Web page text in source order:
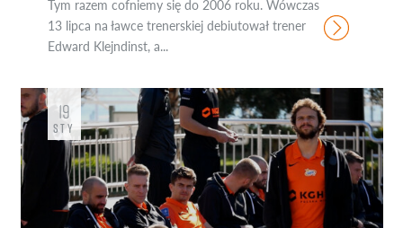
Tym razem cofniemy się do 2006 roku. Wówczas
13 lipca na ławce trenerskiej debiutował trener
Edward Klejndinst, a...
19
STY